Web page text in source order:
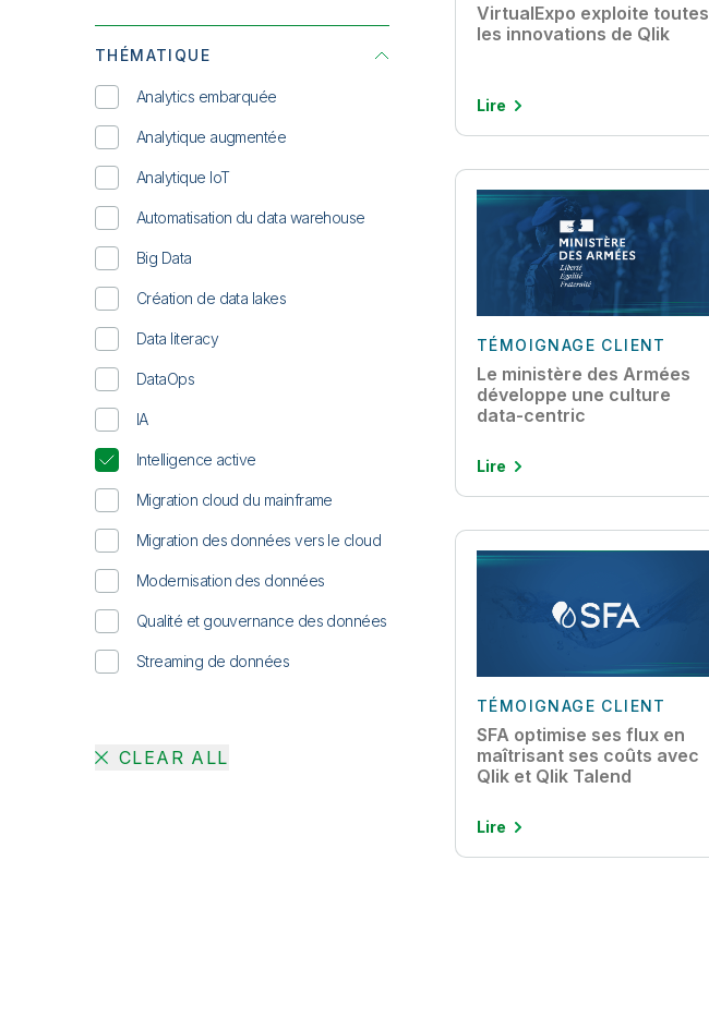
Présentation de solution
Rapport D'analyste
Témoignage client
WEBINAR À LA DEMANDE
Énergie et services publics
Haute technologie
Industrie
Retail
Secteur public
Services financiers
THÉMATIQUE
Analytics embarquée
Analytique augmentée
Analytique IoT
Automatisation du data warehouse
Big Data
Création de data lakes
Data literacy
DataOps
IA
Intelligence active
Migration cloud du mainframe
Migration des données vers le cloud
Modernisation des données
Qualité et gouvernance des données
Streaming de données
CLEAR ALL
VirtualExpo exploite toutes
les innovations de Qlik
Lire
TÉMOIGNAGE CLIENT
Le ministère des Armées
développe une culture
data-centric
Lire
TÉMOIGNAGE CLIENT
SFA optimise ses flux en
maîtrisant ses coûts avec
Qlik et Qlik Talend
Lire